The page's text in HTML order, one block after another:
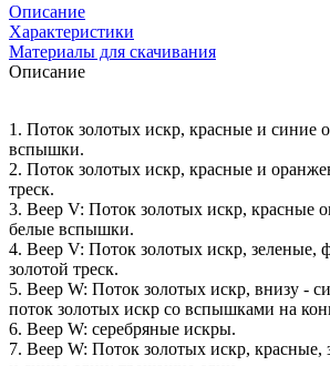
Описание
Характеристики
Материалы для скачивания
Описание
1. Поток золотых искр, красные и синие
вспышки.
2. Поток золотых искр, красные и
треск.
3. Веер V: Поток золотых искр, красные
белые вспышки.
4. Веер V: Поток золотых искр, зеленые,
золотой треск.
5. Веер W: Поток золотых искр, внизу -
поток золотых искр со вспышками на
6. Веер W: серебряные искры.
7. Веер W: Поток золотых искр, красные,